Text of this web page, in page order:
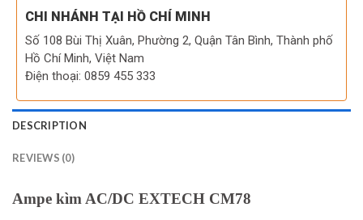
CHI NHÁNH TẠI HỒ CHÍ MINH
Số 108 Bùi Thị Xuân, Phường 2, Quận Tân Bình, Thành phố
Hồ Chí Minh, Việt Nam
Điện thoại: 0859 455 333
DESCRIPTION
REVIEWS (0)
Ampe kìm AC/DC EXTECH CM78